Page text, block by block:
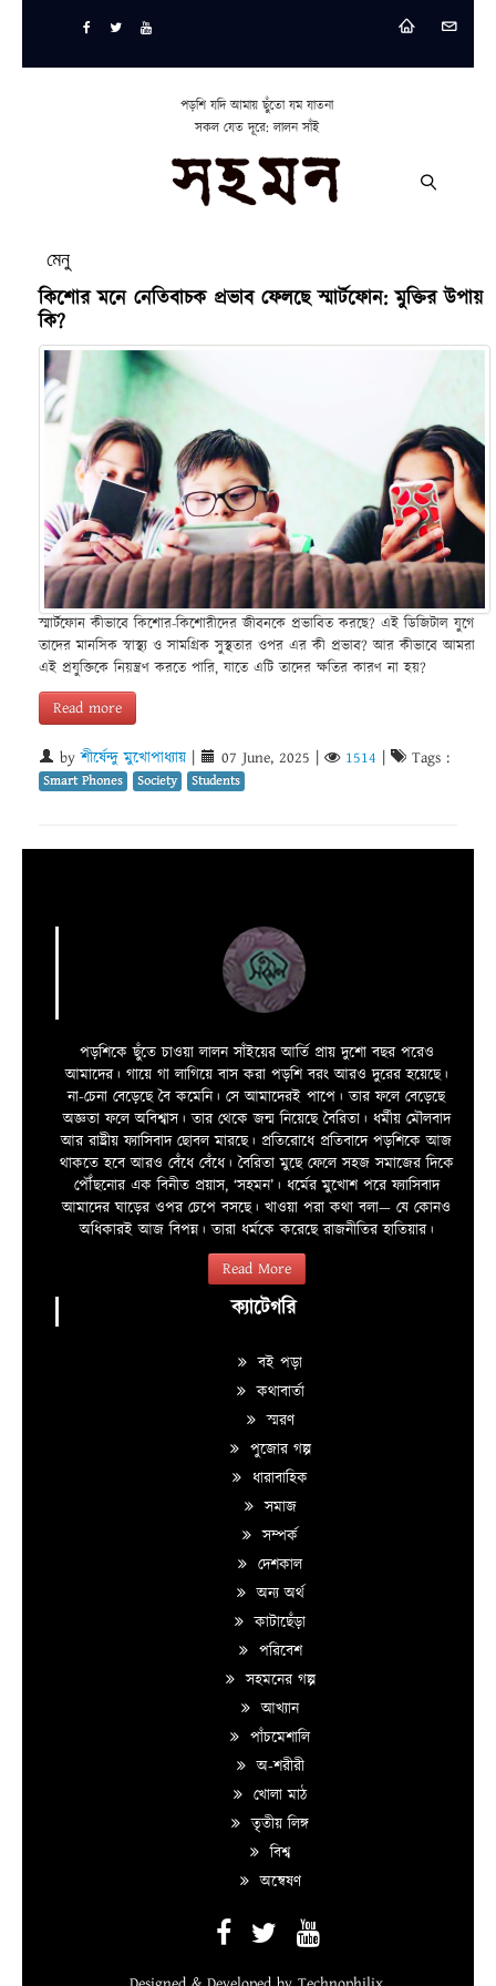
পড়শি যদি আমায় ছুঁতো যম যাতনা
সকল যেত দূরে: লালন সাঁই
মেনু
কিশোর মনে নেতিবাচক প্রভাব ফেলছে স্মার্টফোন: মুক্তির উপায়
কি?
স্মার্টফোন কীভাবে কিশোর-কিশোরীদের জীবনকে প্রভাবিত করছে? এই ডিজিটাল যুগে
তাদের মানসিক স্বাস্থ্য ও সামগ্রিক সুস্থতার ওপর এর কী প্রভাব? আর কীভাবে আমরা
এই প্রযুক্তিকে নিয়ন্ত্রণ করতে পারি, যাতে এটি তাদের ক্ষতির কারণ না হয়?
Read more
byশীর্ষেন্দু মুখোপাধ্যায় 07 June, 2025 1514 Tags :
Smart Phones Society Students
পড়শিকে ছুঁতে চাওয়া লালন সাঁইয়ের আর্তি প্রায় দুশো বছর পরেও
আমাদের। গায়ে গা লাগিয়ে বাস করা পড়শি বরং আরও দুরের হয়েছে।
না-চেনা বেড়েছে বৈ কমেনি। সে আমাদেরই পাপে। তার ফলে বেড়েছে
অজ্ঞতা ফলে অবিশ্বাস। তার থেকে জন্ম নিয়েছে বৈরিতা। ধর্মীয় মৌলবাদ
আর রাষ্ট্রীয় ফ্যাসিবাদ ছোবল মারছে। প্রতিরোধে প্রতিবাদে পড়শিকে আজ
থাকতে হবে আরও বেঁধে বেঁধে। বৈরিতা মুছে ফেলে সহজ সমাজের দিকে
পৌঁছনোর এক বিনীত প্রয়াস, ‘সহমন’। ধর্মের মুখোশ পরে ফ্যাসিবাদ
আমাদের ঘাড়ের ওপর চেপে বসছে। খাওয়া পরা কথা বলা—­­ যে কোনও
অধিকারই আজ বিপন্ন। তারা ধর্মকে করেছে রাজনীতির হাতিয়ার।
Read More
ক্যাটেগরি
বই পড়া
কথাবার্তা
স্মরণ
পুজোর গল্প
ধারাবাহিক
সমাজ
সম্পর্ক
দেশকাল
অন্য অর্থ
কাটাছেঁড়া
পরিবেশ
সহমনের গল্প
আখ্যান
পাঁচমেশালি
অ-শরীরী
খোলা মাঠ
তৃতীয় লিঙ্গ
বিশ্ব
অন্বেষণ